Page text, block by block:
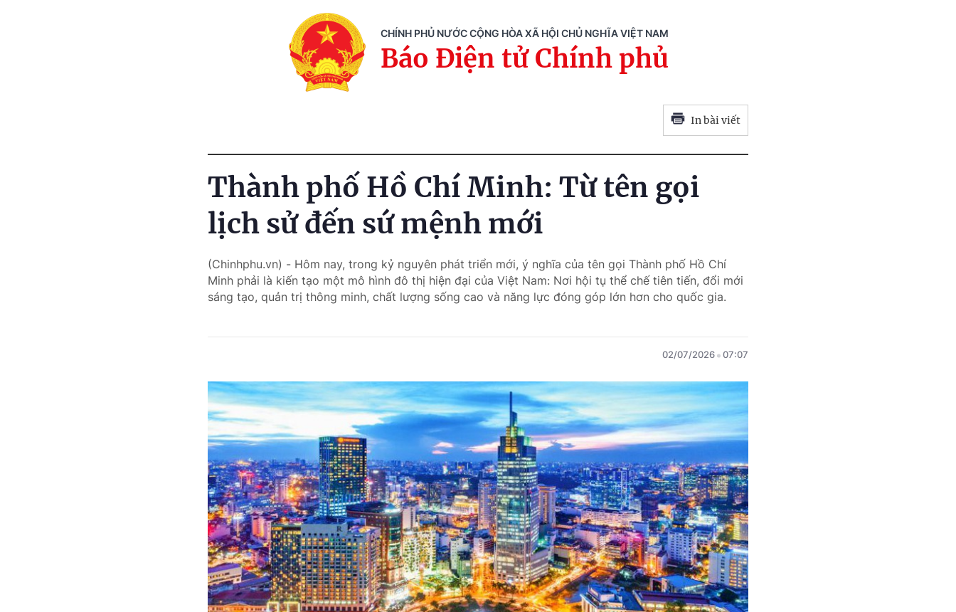
CHÍNH PHỦ NƯỚC CỘNG HÒA XÃ HỘI CHỦ NGHĨA VIỆT NAM
Báo Điện tử Chính phủ
In bài viết
Thành phố Hồ Chí Minh: Từ tên gọi
lịch sử đến sứ mệnh mới
(Chinhphu.vn) - Hôm nay, trong kỷ nguyên phát triển mới, ý nghĩa của tên gọi Thành phố Hồ Chí
Minh phải là kiến tạo một mô hình đô thị hiện đại của Việt Nam: Nơi hội tụ thể chế tiên tiến, đổi mới
sáng tạo, quản trị thông minh, chất lượng sống cao và năng lực đóng góp lớn hơn cho quốc gia.
02/07/2026 07:07